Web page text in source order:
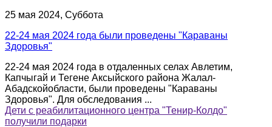
25 мая 2024, Суббота
22-24 мая 2024 года были проведены "Караваны
Здоровья"
22-24 мая 2024 года в отдаленных селах Авлетим,
Капчыгай и Тегене Аксыйского района Жалал-
Абадскойобласти, были проведены "Караваны
Здоровья". Для обследования ...
Дети с реабилитационного центра "Тенир-Колдо"
получили подарки